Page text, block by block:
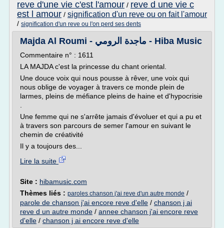
reve d'une vie c'est l'amour / reve d une vie c
est l amour / signification d'un reve ou on fait l'amour
/ signification d'un reve ou l'on perd ses dents
Majda Al Roumi - ماجدة الرومي - Hiba Music
Commentaire n° : 1611
LA MAJDA c'est la princesse du chant oriental.
Une douce voix qui nous pousse à rêver, une voix qui
nous oblige de voyager à travers ce monde plein de
larmes, pleins de méfiance pleins de haine et d'hypocrisie
Une femme qui ne s'arrête jamais d'évoluer et qui a pu et
à travers son parcours de semer l'amour en suivant le
chemin de créativité
Il y a toujours des...
Lire la suite
Site : hibamusic.com
Thèmes liés : paroles chanson j'ai reve d'un autre monde /
parole de chanson j'ai encore reve d'elle / chanson j ai
reve d un autre monde / annee chanson j'ai encore reve
d'elle / chanson j ai encore reve d'elle